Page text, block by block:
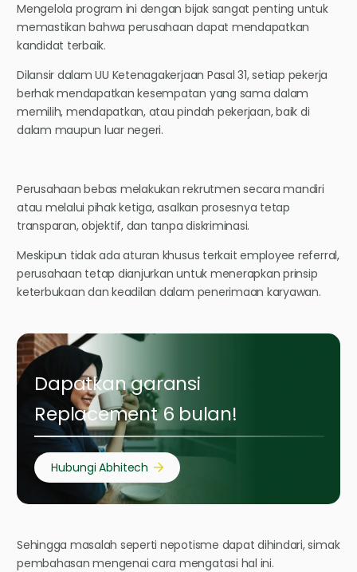
Mengelola program ini dengan bijak sangat penting untuk
memastikan bahwa perusahaan dapat mendapatkan
kandidat terbaik.
Dilansir dalam UU Ketenagakerjaan Pasal 31, setiap pekerja
berhak mendapatkan kesempatan yang sama dalam
memilih, mendapatkan, atau pindah pekerjaan, baik di
dalam maupun luar negeri.
Perusahaan bebas melakukan rekrutmen secara mandiri
atau melalui pihak ketiga, asalkan prosesnya tetap
transparan, objektif, dan tanpa diskriminasi.
Meskipun tidak ada aturan khusus terkait employee referral,
perusahaan tetap dianjurkan untuk menerapkan prinsip
keterbukaan dan keadilan dalam penerimaan karyawan.
Dapatkan garansi
Replacement 6 bulan!
Hubungi Abhitech
Sehingga masalah seperti nepotisme dapat dihindari, simak
pembahasan mengenai cara mengatasi hal ini.